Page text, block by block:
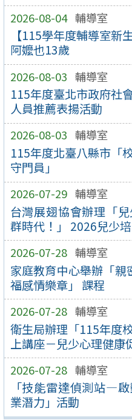
2026-08-04 輔導室
【115學年度輔導室新
阿嬤也13歲
2026-08-03 輔導室
115年度臺北市政府社
人員推薦表揚活動
2026-08-03 輔導室
115年度北臺八縣市「
守門員」
2026-07-29 輔導室
台灣展翅協會辦理「
群時代！」 2026兒少
2026-07-28 輔導室
家庭教育中心舉辦「
福感情樂章」 課程
2026-07-28 輔導室
衛生局辦理「115年度
上講座－兒少心理健康
2026-07-28 輔導室
「技能雷達偵測站—
業潛力」活動